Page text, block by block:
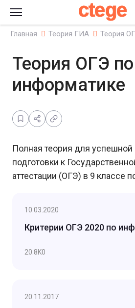
ctege
Главная Теория ГИА Теория
Теория ОГЭ по
информатике
Полная теория для успешной
подготовки к
аттестации (ОГЭ) в 9 классе
10.03.2020
Критерии ОГЭ 2020 по
20.8K0
20.11.2017